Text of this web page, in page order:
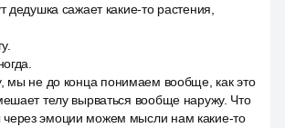
дедушка сажает какие-то растения,
мы не до конца понимаем вообще, как это
телу вырваться вообще наружу. Что
эмоции можем мысли нам какие-то